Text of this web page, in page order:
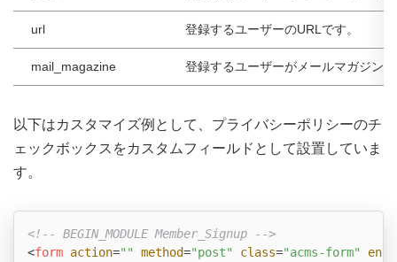
url 登録するユーザーのURLです。
mail_magazine 登録するユーザーがメールマガジン
以下はカスタマイズ例として、プライバシーポリシーのチ
ェックボックスをカスタムフィールドとして設置していま
す。
<!-- BEGIN_MODULE Member_Signup -->
<form action="" method="post" class="acms-form"